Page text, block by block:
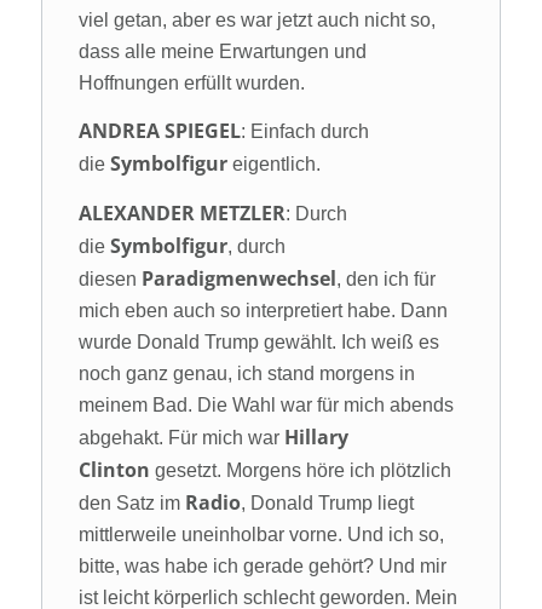
viel getan, aber es war jetzt auch nicht so,
dass alle meine Erwartungen und
Hoffnungen erfüllt wurden.
ANDREA SPIEGEL: Einfach durch
die Symbolfigureigentlich.
ALEXANDER METZLER: Durch
die Symbolfigur, durch
diesen Paradigmenwechsel, den ich für
mich eben auch so interpretiert habe. Dann
wurde Donald Trump gewählt. Ich weiß es
noch ganz genau, ich stand morgens in
meinem Bad. Die Wahl war für mich abends
abgehakt. Für mich war Hillary
Clinton gesetzt. Morgens höre ich plötzlich
den Satz im Radio, Donald Trump liegt
mittlerweile uneinholbar vorne. Und ich so,
bitte, was habe ich gerade gehört? Und mir
ist leicht körperlich schlecht geworden. Mein